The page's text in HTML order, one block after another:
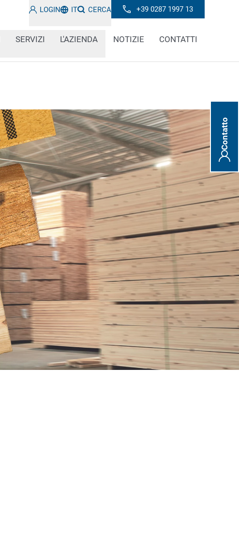
LOGIN IT CERCA +39 0287 1997 13
SERVIZI L'AZIENDA NOTIZIE CONTATTI
Contatto